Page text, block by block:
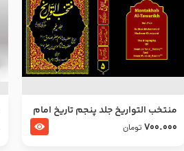
منتخب التواریخ جلد پنجم تاریخ امام
جعفر صادق و امام موسی بن جعفر
700.000 تومان